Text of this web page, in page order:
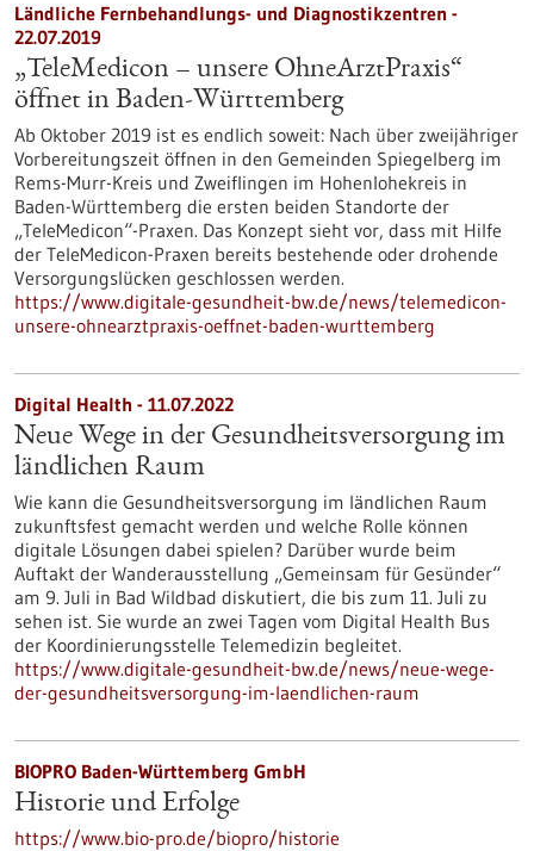
Ländliche Fernbehandlungs- und Diagnostikzentren -
22.07.2019
„TeleMedicon – unsere OhneArztPraxis“
öffnet in Baden-Württemberg
Ab Oktober 2019 ist es endlich soweit: Nach über zweijähriger
Vorbereitungszeit öffnen in den Gemeinden Spiegelberg im
Rems-Murr-Kreis und Zweiflingen im Hohenlohekreis in
Baden-Württemberg die ersten beiden Standorte der
„TeleMedicon“-Praxen. Das Konzept sieht vor, dass mit Hilfe
der TeleMedicon-Praxen bereits bestehende oder drohende
Versorgungslücken geschlossen werden.
https://www.digitale-gesundheit-bw.de/news/telemedicon-
unsere-ohnearztpraxis-oeffnet-baden-wurttemberg
Digital Health - 11.07.2022
Neue Wege in der Gesundheitsversorgung im
ländlichen Raum
Wie kann die Gesundheitsversorgung im ländlichen Raum
zukunftsfest gemacht werden und welche Rolle können
digitale Lösungen dabei spielen? Darüber wurde beim
Auftakt der Wanderausstellung „Gemeinsam für Gesünder“
am 9. Juli in Bad Wildbad diskutiert, die bis zum 11. Juli zu
sehen ist. Sie wurde an zwei Tagen vom Digital Health Bus
der Koordinierungsstelle Telemedizin begleitet.
https://www.digitale-gesundheit-bw.de/news/neue-wege-
der-gesundheitsversorgung-im-laendlichen-raum
BIOPRO Baden-Württemberg GmbH
Historie und Erfolge
https://www.bio-pro.de/biopro/historie